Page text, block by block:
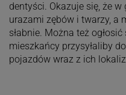
dentyści. Okazuje się, że
urazami zębów i twarzy, a
słabnie. Można też
mieszkańcy przysyłaliby
pojazdów wraz z ich